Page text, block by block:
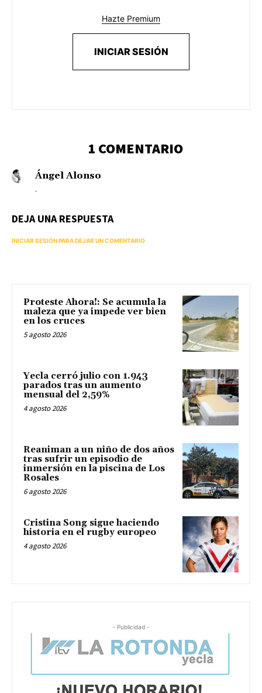
Hazte Premium
INICIAR SESIÓN
1 COMENTARIO
Ángel Alonso
.
DEJA UNA RESPUESTA
INICIAR SESIÓN PARA DEJAR UN COMENTARIO
Proteste Ahora!: Se acumula la
maleza que ya impede ver bien
en los cruces
5 agosto 2026
Yecla cerró julio con 1.943
parados tras un aumento
mensual del 2,59%
4 agosto 2026
Reaniman a un niño de dos años
tras sufrir un episodio de
inmersión en la piscina de Los
Rosales
6 agosto 2026
Cristina Song sigue haciendo
historia en el rugby europeo
4 agosto 2026
- Publicidad -